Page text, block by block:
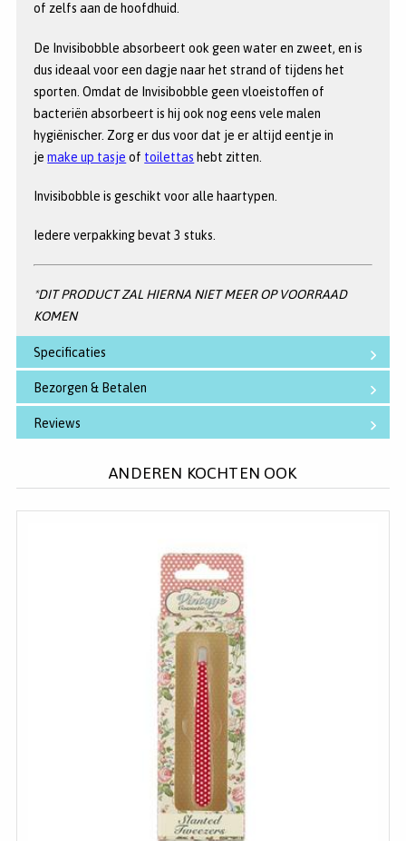
of zelfs aan de hoofdhuid.
De Invisibobble absorbeert ook geen water en zweet, en is
dus ideaal voor een dagje naar het strand of tijdens het
sporten. Omdat de Invisibobble geen vloeistoffen of
bacteriën absorbeert is hij ook nog eens vele malen
hygiënischer. Zorg er dus voor dat je er altijd eentje in
jemake up tasje of toilettas hebt zitten.
Invisibobble is geschikt voor alle haartypen.
Iedere verpakking bevat 3 stuks.
*DIT PRODUCT ZAL HIERNA NIET MEER OP VOORRAAD
KOMEN
Specificaties
Bezorgen & Betalen
Reviews
ANDEREN KOCHTEN OOK